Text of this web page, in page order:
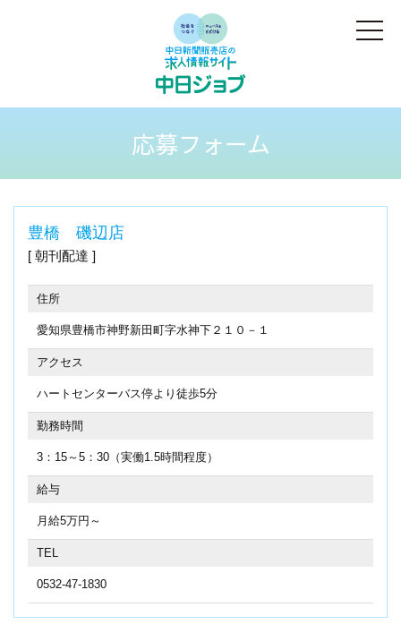
応募フォーム
豊橋 磯辺店
朝刊配達
住所
愛知県豊橋市神野新田町字水神下２１０－１
アクセス
ハートセンターバス停より徒歩5分
勤務時間
3：15～5：30（実働1.5時間程度）
給与
月給5万円～
TEL
0532-47-1830